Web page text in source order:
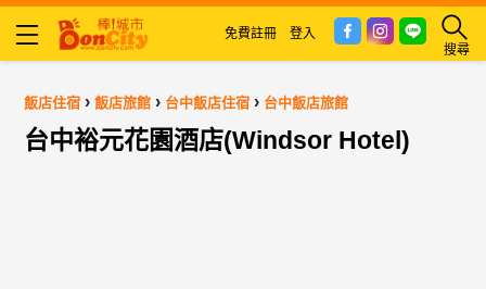
搜尋
免費註冊 登入
飯店住宿 ›飯店旅館 › 台中飯店住宿 › 台中飯店旅館
台中裕元花園酒店(Windsor Hotel)